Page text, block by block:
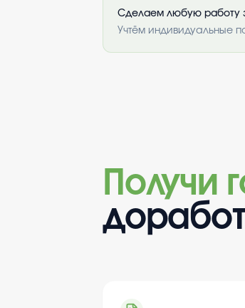
Сделаем любую работу
Учтём индивидуальные
Получи